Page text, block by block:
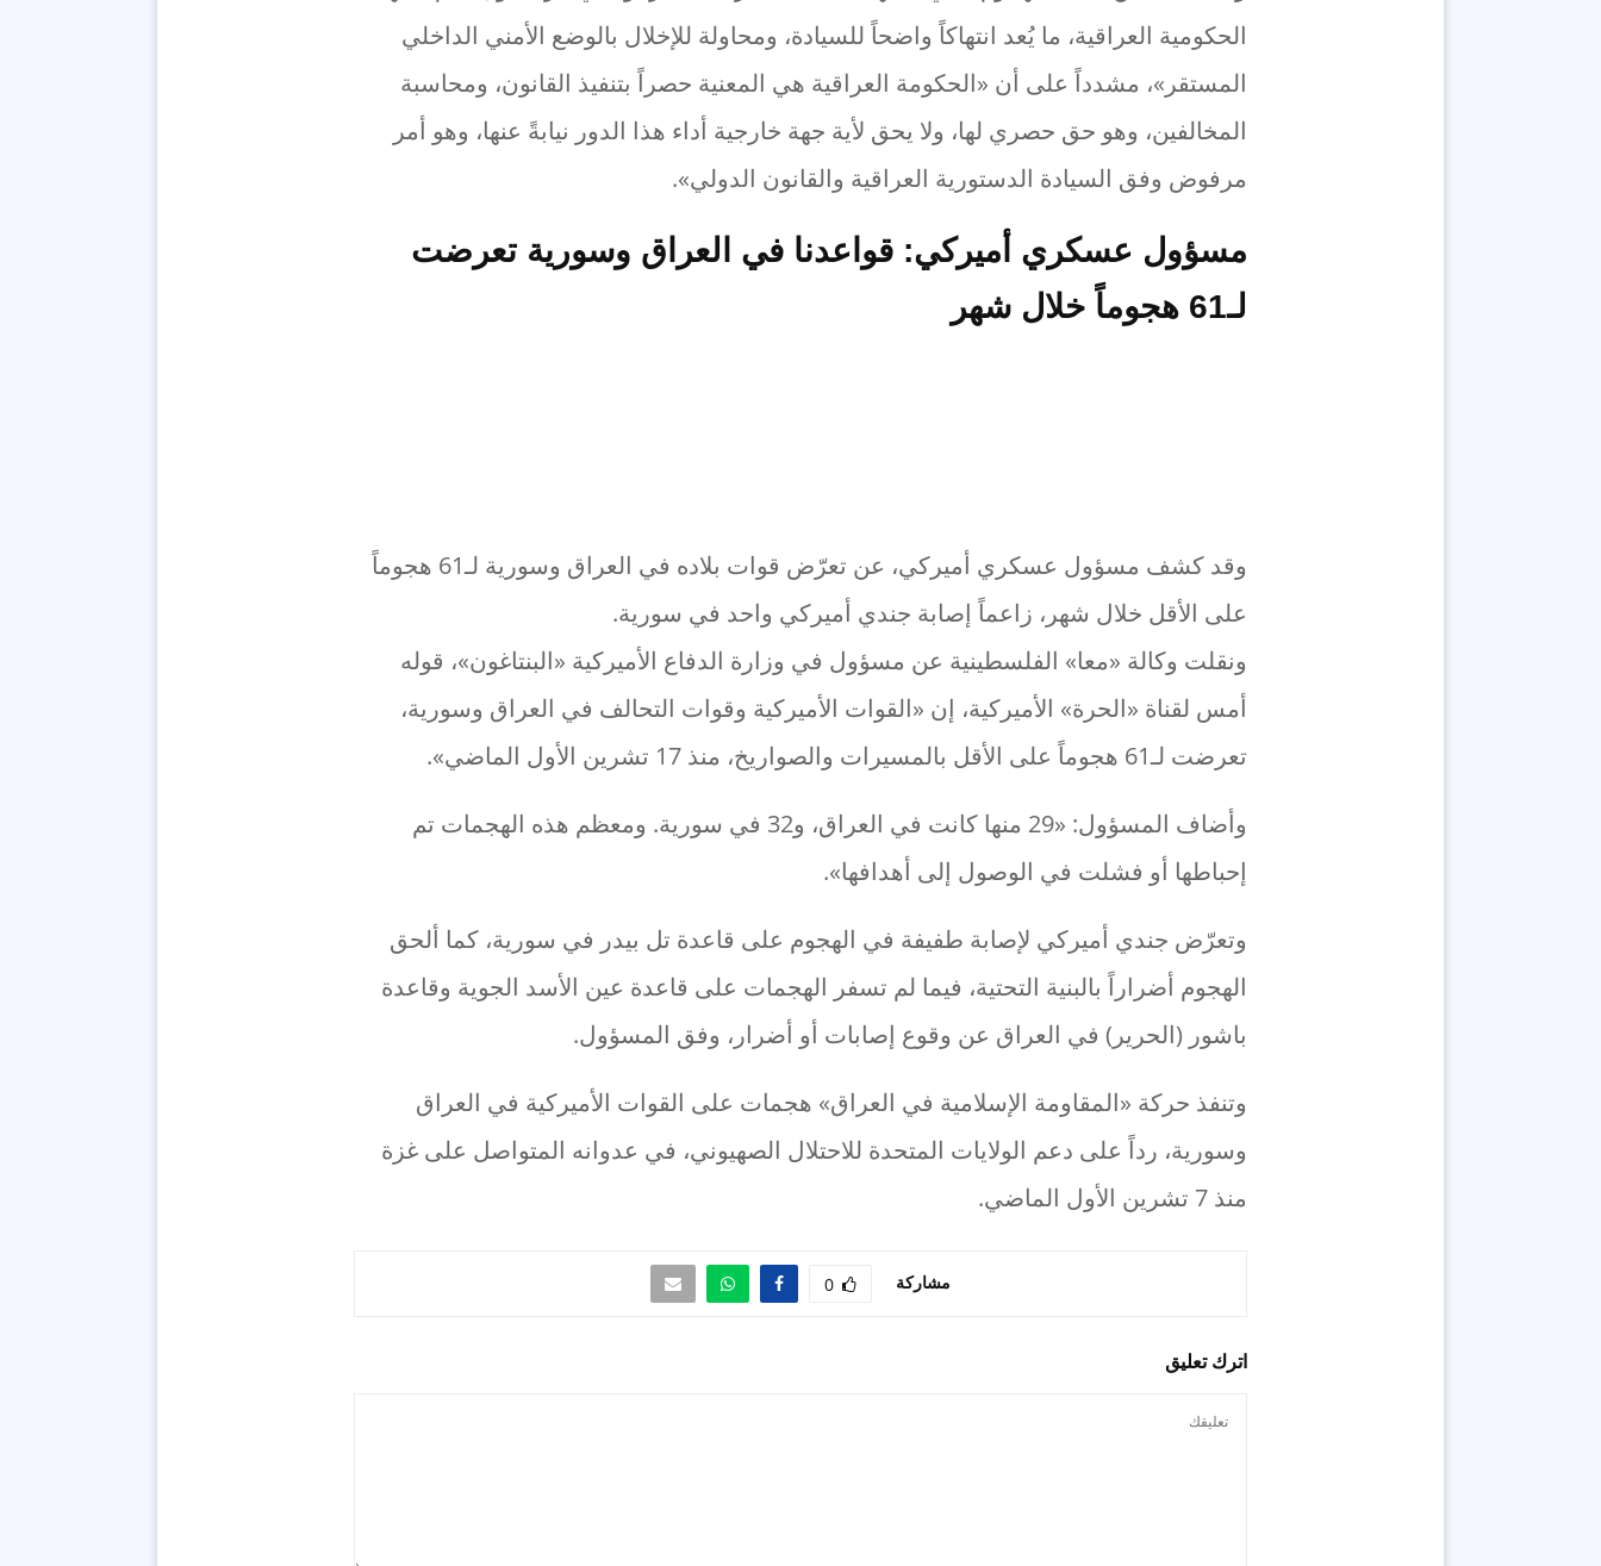
الحكومية العراقية، ما يُعد انتهاكاً واضحاً للسيادة، ومحاولة للإخلال بالوضع الأمني الداخلي
المستقر»، مشدداً على أن «الحكومة العراقية هي المعنية حصراً بتنفيذ القانون، ومحاسبة
المخالفين، وهو حق حصري لها، ولا يحق لأية جهة خارجية أداء هذا الدور نيابةً عنها، وهو أمر
مرفوض وفق السيادة الدستورية العراقية والقانون الدولي».
مسؤول عسكري أميركي: قواعدنا في العراق وسورية تعرضت
لـ61 هجوماً خلال شهر
وقد كشف مسؤول عسكري أميركي، عن تعرّض قوات بلاده في العراق وسورية لـ61 هجوماً
على الأقل خلال شهر، زاعماً إصابة جندي أميركي واحد في سورية.
ونقلت وكالة «معا» الفلسطينية عن مسؤول في وزارة الدفاع الأميركية «البنتاغون»، قوله
أمس لقناة «الحرة» الأميركية، إن «القوات الأميركية وقوات التحالف في العراق وسورية،
تعرضت لـ61 هجوماً على الأقل بالمسيرات والصواريخ، منذ 17 تشرين الأول الماضي».
وأضاف المسؤول: «29 منها كانت في العراق، و32 في سورية. ومعظم هذه الهجمات تم
إحباطها أو فشلت في الوصول إلى أهدافها».
وتعرّض جندي أميركي لإصابة طفيفة في الهجوم على قاعدة تل بيدر في سورية، كما ألحق
الهجوم أضراراً بالبنية التحتية، فيما لم تسفر الهجمات على قاعدة عين الأسد الجوية وقاعدة
باشور (الحرير) في العراق عن وقوع إصابات أو أضرار، وفق المسؤول.
وتنفذ حركة «المقاومة الإسلامية في العراق» هجمات على القوات الأميركية في العراق
وسورية، رداً على دعم الولايات المتحدة للاحتلال الصهيوني، في عدوانه المتواصل على غزة
منذ 7 تشرين الأول الماضي.
مشاركة 0
اترك تعليق